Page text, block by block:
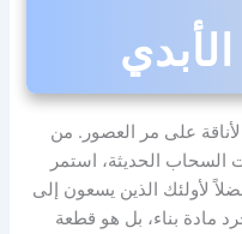
على مر العصور. من
السحاب الحديثة، استمر
لأولئك الذين يسعون إلى
مادة بناء، بل هو قطعة